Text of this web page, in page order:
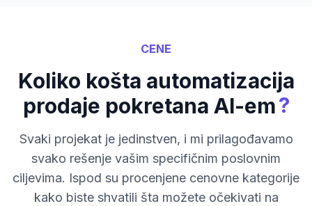
CENE
Koliko košta automatizacija
prodaje pokretana AI-em?
Svaki projekat je jedinstven, i mi prilagođavamo
svako rešenje vašim specifičnim poslovnim
ciljevima. Ispod su procenjene cenovne kategorije
kako biste shvatili šta možete očekivati na